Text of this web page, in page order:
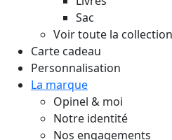
Sac
Voir toute la collection
Carte cadeau
Personnalisation
La marque
Opinel & moi
Notre identité
Nos engagements